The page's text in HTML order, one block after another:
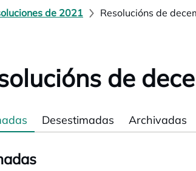
de 2021 Resolucións de
de
Desestimadas Archivadas